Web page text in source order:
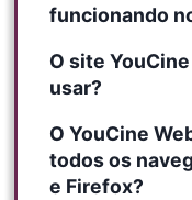
funcionando
O site
usar?
O YouCine
todos os
e Firefox?